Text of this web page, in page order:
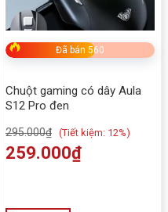
Đã bán 560
Chuột gaming có dây Aula
S12 Pro đen
295.000₫ (Tiết kiệm: 12%)
259.000₫